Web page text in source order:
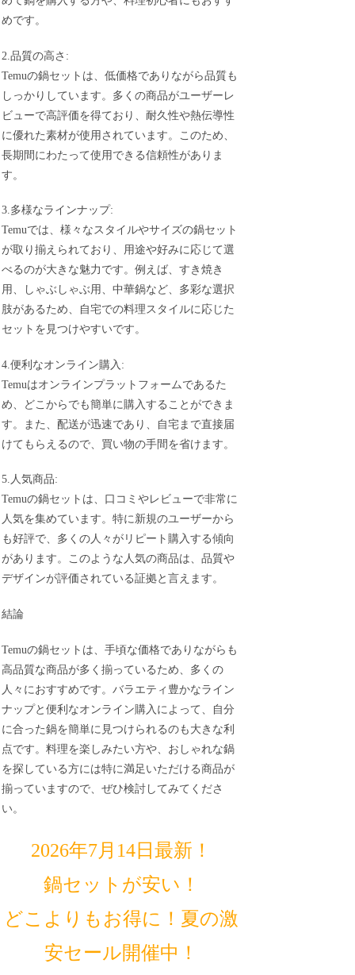
めです。
2.品質の高さ:
Temuの鍋セットは、低価格でありながら品質も
しっかりしています。多くの商品がユーザーレ
ビューで高評価を得ており、耐久性や熱伝導性
に優れた素材が使用されています。このため、
長期間にわたって使用できる信頼性がありま
す。
3.多様なラインナップ:
Temuでは、様々なスタイルやサイズの鍋セット
が取り揃えられており、用途や好みに応じて選
べるのが大きな魅力です。例えば、すき焼き
用、しゃぶしゃぶ用、中華鍋など、多彩な選択
肢があるため、自宅での料理スタイルに応じた
セットを見つけやすいです。
4.便利なオンライン購入:
Temuはオンラインプラットフォームであるた
め、どこからでも簡単に購入することができま
す。また、配送が迅速であり、自宅まで直接届
けてもらえるので、買い物の手間を省けます。
5.人気商品:
Temuの鍋セットは、口コミやレビューで非常に
人気を集めています。特に新規のユーザーから
も好評で、多くの人々がリピート購入する傾向
があります。このような人気の商品は、品質や
デザインが評価されている証拠と言えます。
結論
Temuの鍋セットは、手頃な価格でありながらも
高品質な商品が多く揃っているため、多くの
人々におすすめです。バラエティ豊かなライン
ナップと便利なオンライン購入によって、自分
に合った鍋を簡単に見つけられるのも大きな利
点です。料理を楽しみたい方や、おしゃれな鍋
を探している方には特に満足いただける商品が
揃っていますので、ぜひ検討してみてくださ
い。
2026年7月14日最新！
鍋セットが安い！
どこよりもお得に！夏の激
安セール開催中！